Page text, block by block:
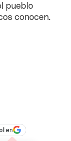
pueblo
conocen.
en